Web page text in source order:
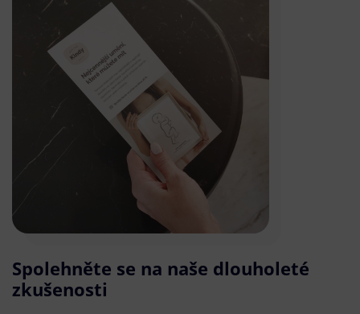
Spolehněte se na naše dlouholeté
zkušenosti